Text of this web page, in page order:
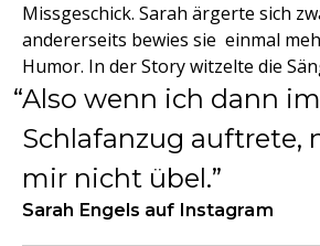
Missgeschick. Sarah ärgerte sich
andererseits bewies sie einmal
Humor. In der Story witzelte die
Also wenn ich dann im
Schlafanzug auftrete,
mir nicht übel.
Sarah Engels auf Instagram